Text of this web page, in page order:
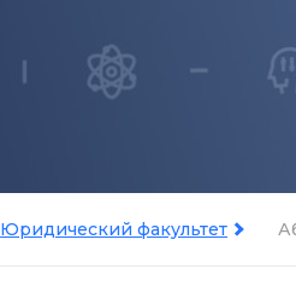
Юридический факультет